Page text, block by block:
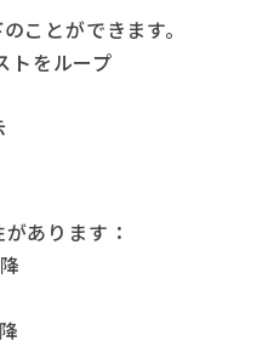
ことができます。
トをループ
あります：